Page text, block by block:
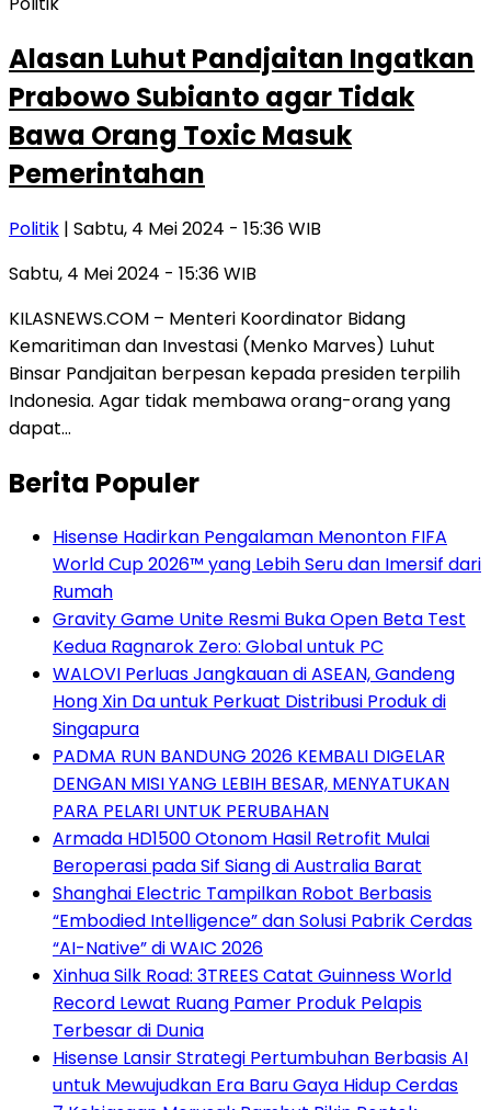
Alasan Luhut Pandjaitan Ingatkan
Prabowo Subianto agar Tidak
Bawa Orang Toxic Masuk
Pemerintahan
Politik | Sabtu, 4 Mei 2024 - 15:36 WIB
Sabtu, 4 Mei 2024 - 15:36 WIB
KILASNEWS.COM – Menteri Koordinator Bidang
Kemaritiman dan Investasi (Menko Marves) Luhut
Binsar Pandjaitan berpesan kepada presiden terpilih
Indonesia. Agar tidak membawa orang-orang yang
dapat…
Berita Populer
Hisense Hadirkan Pengalaman Menonton FIFA
World Cup 2026™ yang Lebih Seru dan Imersif dari
Rumah
Gravity Game Unite Resmi Buka Open Beta Test
Kedua Ragnarok Zero: Global untuk PC
WALOVI Perluas Jangkauan di ASEAN, Gandeng
Hong Xin Da untuk Perkuat Distribusi Produk di
Singapura
PADMA RUN BANDUNG 2026 KEMBALI DIGELAR
DENGAN MISI YANG LEBIH BESAR, MENYATUKAN
PARA PELARI UNTUK PERUBAHAN
Armada HD1500 Otonom Hasil Retrofit Mulai
Beroperasi pada Sif Siang di Australia Barat
Shanghai Electric Tampilkan Robot Berbasis
“Embodied Intelligence” dan Solusi Pabrik Cerdas
“AI-Native” di WAIC 2026
Xinhua Silk Road: 3TREES Catat Guinness World
Record Lewat Ruang Pamer Produk Pelapis
Terbesar di Dunia
Hisense Lansir Strategi Pertumbuhan Berbasis AI
untuk Mewujudkan Era Baru Gaya Hidup Cerdas